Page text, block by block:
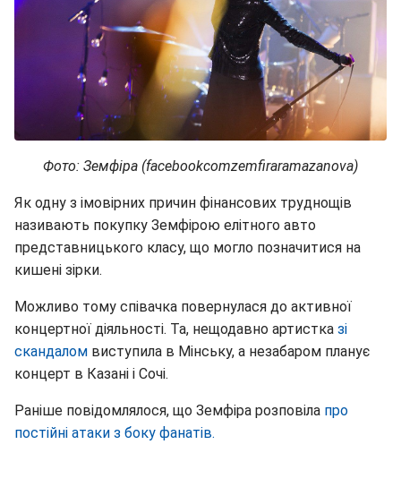
Фото: Земфіра (facebookcomzemfiraramazanova)
Як одну з імовірних причин фінансових труднощів
називають покупку Земфірою елітного авто
представницького класу, що могло позначитися на
кишені зірки.
Можливо тому співачка повернулася до активної
концертної діяльності. Та, нещодавно артистка зі
скандалом виступила в Мінську, а незабаром планує
концерт в Казані і Сочі.
Раніше повідомлялося, що Земфіра розповіла про
постійні атаки з боку фанатів.